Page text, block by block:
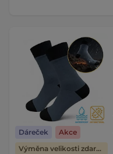
Dáreček
Akce
Výměna velikosti zdarma